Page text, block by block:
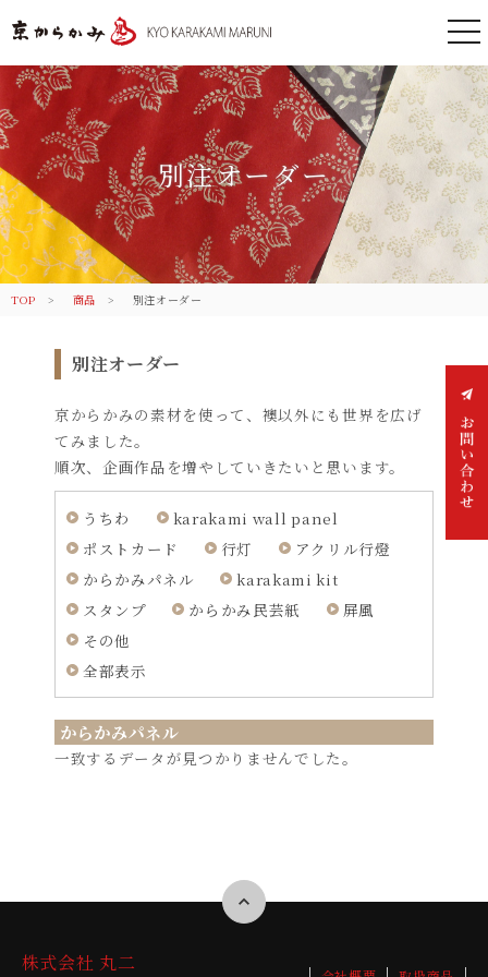
式会社丸二
別注オーダー
TOP 商品 別注オーダー
別注オーダー
京からかみの素材を使って、襖以外にも世界を広げ
てみました。
順次、企画作品を増やしていきたいと思います。
うちわ
karakami wall panel
ポストカード
行灯
アクリル行燈
からかみパネル
karakami kit
スタンプ
からかみ民芸紙
屏風
その他
全部表示
からかみパネル
一致するデータが見つかりませんでした。
株式会社 丸二
お問